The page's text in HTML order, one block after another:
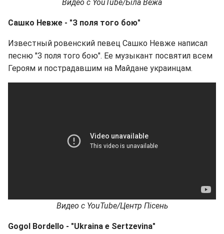
Видео с YouTube/Біла Вежа
Сашко Невже - "З поля того бою"
Известный ровенский певец Сашко Невже написал
песню "З поля того бою". Ее музыкант посвятил всем
Героям и пострадавшим на Майдане украинцам.
Видео с YouTube/Центр Пісень
Gogol Bordello - "Ukraina e Sertzevina"